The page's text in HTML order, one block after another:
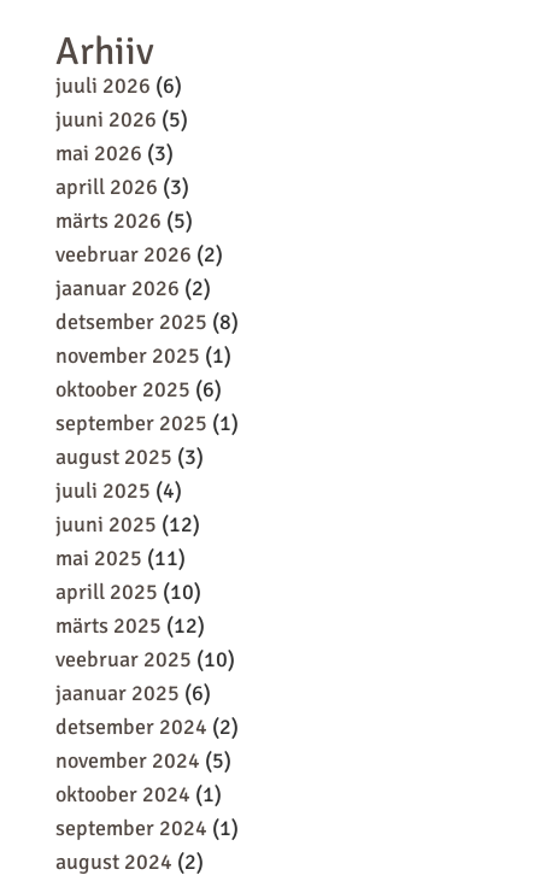
Arhiiv
juuli 2026 (6)
juuni 2026 (5)
mai 2026 (3)
aprill 2026 (3)
märts 2026 (5)
veebruar 2026 (2)
jaanuar 2026 (2)
detsember 2025 (8)
november 2025 (1)
oktoober 2025 (6)
september 2025 (1)
august 2025 (3)
juuli 2025 (4)
juuni 2025 (12)
mai 2025 (11)
aprill 2025 (10)
märts 2025 (12)
veebruar 2025 (10)
jaanuar 2025 (6)
detsember 2024 (2)
november 2024 (5)
oktoober 2024 (1)
september 2024 (1)
august 2024 (2)